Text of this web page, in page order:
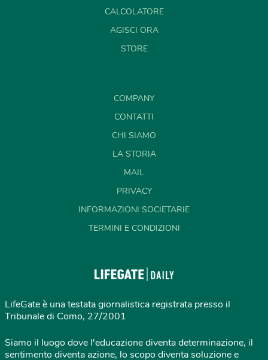
CALCOLATORE
AGISCI ORA
STORE
COMPANY
CONTATTI
CHI SIAMO
LA STORIA
MAIL
PRIVACY
INFORMAZIONI SOCIETARIE
TERMINI E CONDIZIONI
LifeGate è una testata giornalistica registrata presso il
Tribunale di Como, 27/2001
Siamo il luogo dove l'educazione diventa determinazione, il
sentimento diventa azione, lo scopo diventa soluzione e